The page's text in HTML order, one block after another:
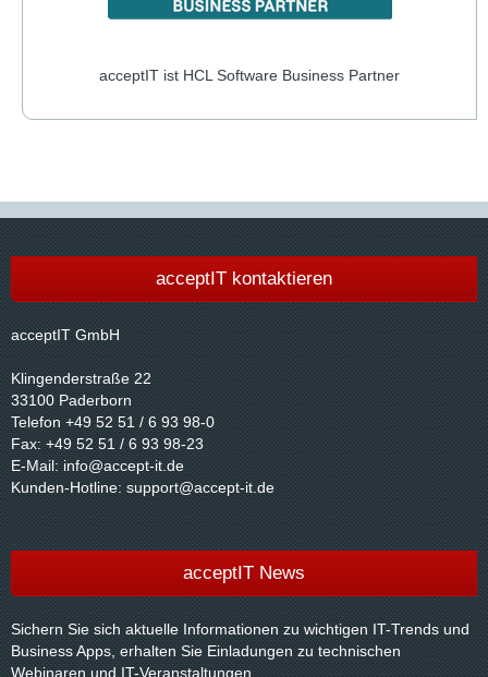
acceptIT ist HCL Software Business Partner
acceptIT kontaktieren
acceptIT GmbH
Klingenderstraße 22
33100 Paderborn
Telefon +49 52 51 / 6 93 98-0
Fax: +49 52 51 / 6 93 98-23
E-Mail: info@accept-it.de
Kunden-Hotline: support@accept-it.de
acceptIT News
Sichern Sie sich aktuelle Informationen zu wichtigen IT-Trends und
Business Apps, erhalten Sie Einladungen zu technischen
Webinaren und IT-Veranstaltungen.